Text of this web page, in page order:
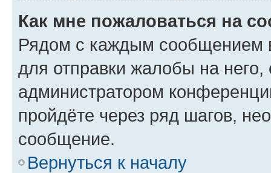
Как мне пожаловаться на
Рядом с каждым сообщением
для отправки жалобы на
администратором
пройдёте через ряд шагов,
сообщение.
Вернуться к началу